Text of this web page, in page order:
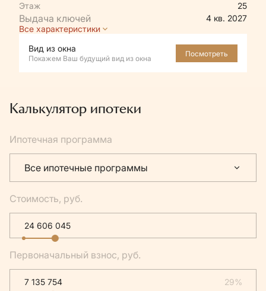
Этаж
25
4 кв. 2027
Все характеристики
Вид из окна
Покажем Ваш будущий вид из окна
Посмотреть
Калькулятор ипотеки
Ипотечная программа
Все ипотечные программы
Стоимость, руб.
Первоначальный взнос, руб.
29%